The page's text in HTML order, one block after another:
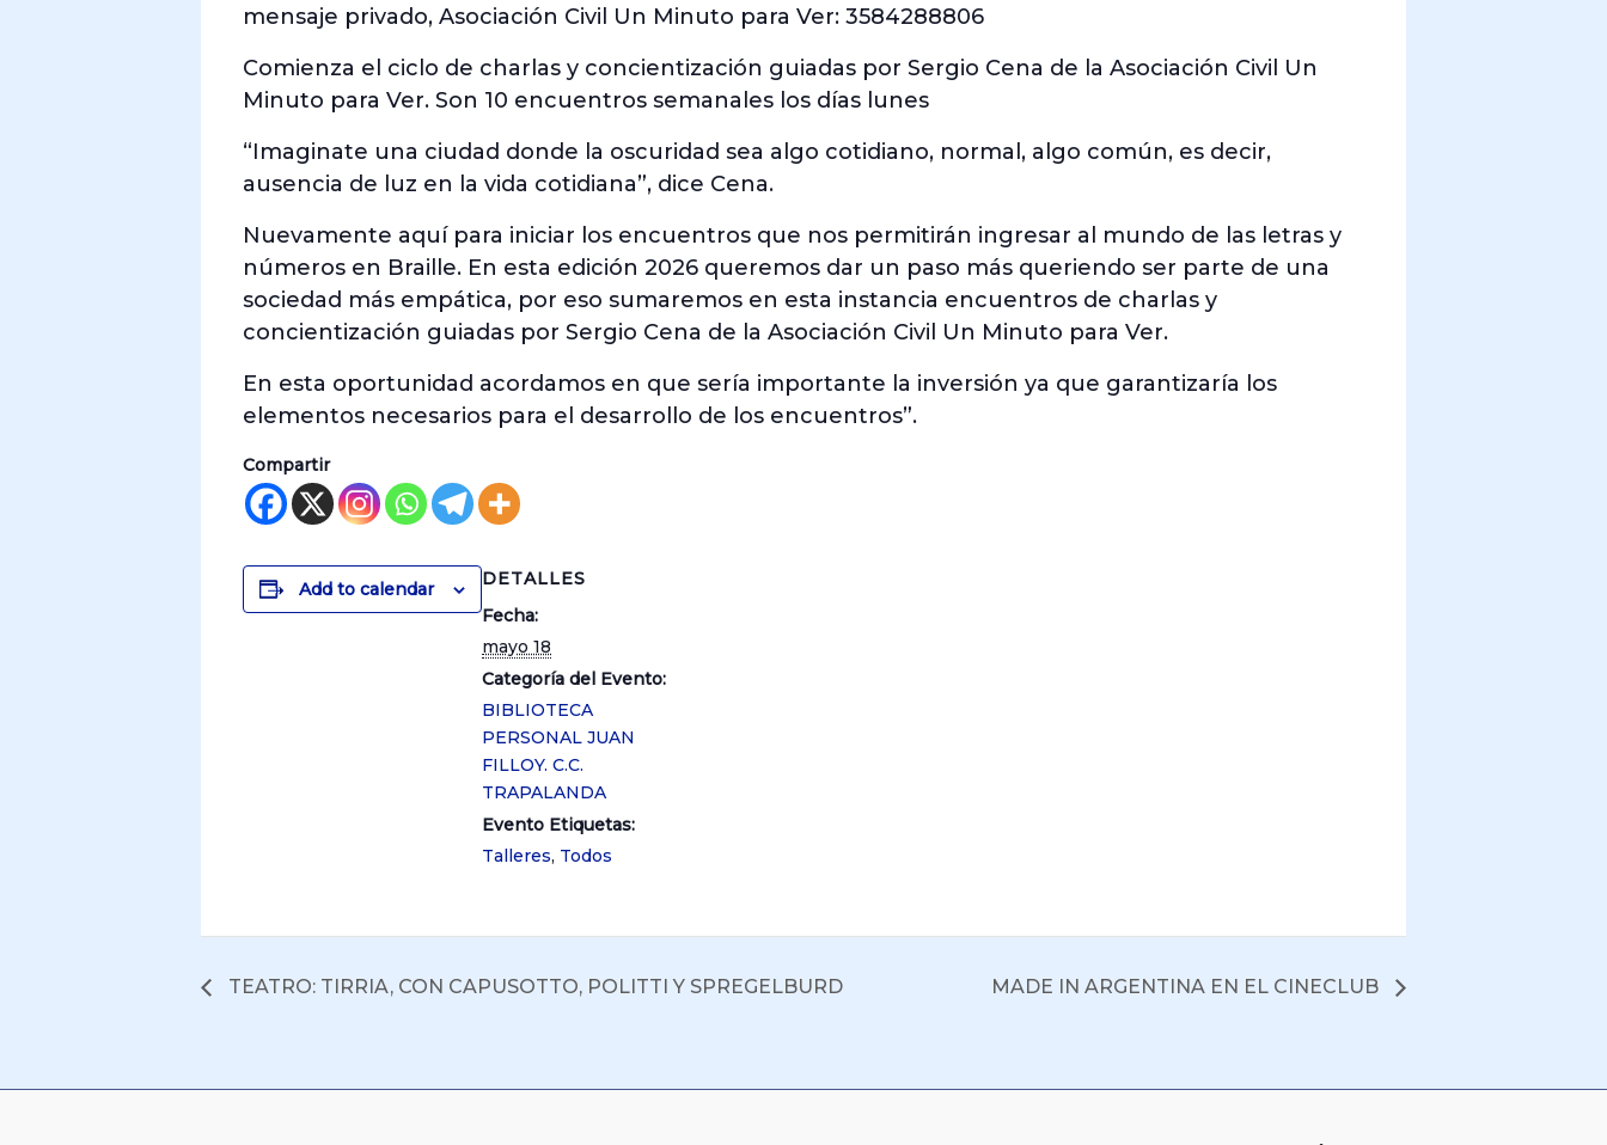
mensaje privado, Asociación Civil Un Minuto para Ver: 3584288806
Comienza el ciclo de charlas y concientización guiadas por Sergio Cena de la Asociación Civil Un
Minuto para Ver. Son 10 encuentros semanales los días lunes
“Imaginate una ciudad donde la oscuridad sea algo cotidiano, normal, algo común, es decir,
ausencia de luz en la vida cotidiana”, dice Cena.
Nuevamente aquí para iniciar los encuentros que nos permitirán ingresar al mundo de las letras y
números en Braille. En esta edición 2026 queremos dar un paso más queriendo ser parte de una
sociedad más empática, por eso sumaremos en esta instancia encuentros de charlas y
concientización guiadas por Sergio Cena de la Asociación Civil Un Minuto para Ver.
En esta oportunidad acordamos en que sería importante la inversión ya que garantizaría los
elementos necesarios para el desarrollo de los encuentros”.
Compartir
Add to calendar
DETALLES
Fecha:
mayo 18
Categoría del Evento:
BIBLIOTECA
PERSONAL JUAN
FILLOY. C.C.
TRAPALANDA
Evento Etiquetas:
Talleres, Todos
TEATRO: TIRRIA, CON CAPUSOTTO, POLITTI Y SPREGELBURD MADE IN ARGENTINA EN EL CINECLUB